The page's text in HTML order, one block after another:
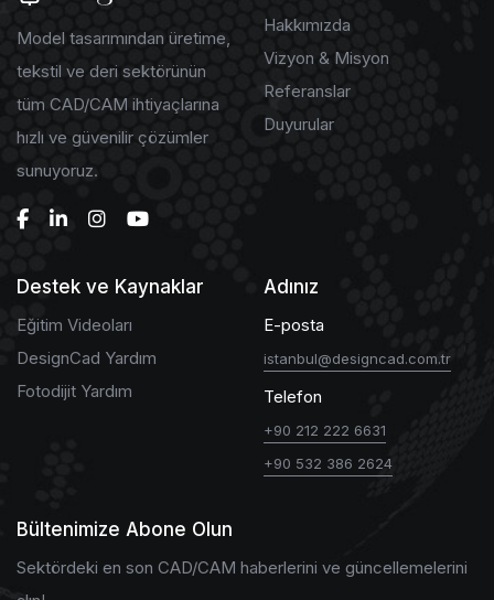
Model tasarımından üretime,
tekstil ve deri sektörünün
tüm CAD/CAM ihtiyaçlarına
hızlı ve güvenilir çözümler
sunuyoruz.
Hakkımızda
Vizyon & Misyon
Referanslar
Duyurular
Destek ve Kaynaklar
Eğitim Videoları
DesignCad Yardım
Fotodijit Yardım
Adınız
E-posta
istanbul@designcad.com.tr
Telefon
+90 212 222 6631
+90 532 386 2624
Bültenimize Abone Olun
Sektördeki en son CAD/CAM haberlerini ve güncellemelerini